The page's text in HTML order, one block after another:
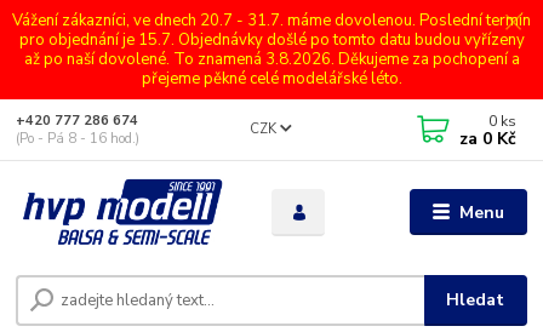
Vážení zákazníci, ve dnech 20.7 - 31.7. máme dovolenou. Poslední termín
pro objednání je 15.7. Objednávky došlé po tomto datu budou vyřízeny
až po naší dovolené. To znamená 3.8.2026. Děkujeme za pochopení a
přejeme pěkné celé modelářské léto.
Menu
CZK
Hledat
+420 777 286 674
(Po - Pá 8 - 16 hod.)
0 ks
za 0 Kč